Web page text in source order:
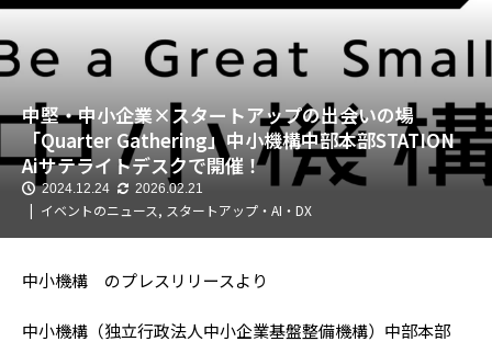
中堅・中小企業×スタートアップの出会いの場
「Quarter Gathering」中小機構中部本部STATION
Aiサテライトデスクで開催！
2024.12.24 2026.02.21
イベントのニュース, スタートアップ・AI・DX
中小機構 のプレスリリースより
中小機構（独立行政法人中小企業基盤整備機構）中部本部